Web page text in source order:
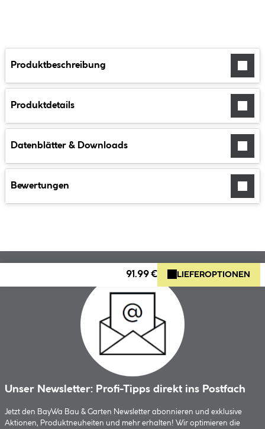
Produktbeschreibung
Produktdetails
Datenblätter & Downloads
Bewertungen
91.99 € LIEFEROPTIONEN
Unser Newsletter: Profi-Tipps direkt ins Postfach
Jetzt den BayWa Bau & Garten Newsletter abonnieren und exklusive
Aktionen, Produktneuheiten und mehr erhalten! Wir optimieren die